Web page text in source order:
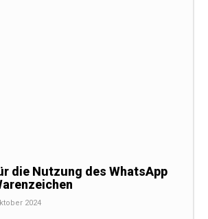
die Nutzung des WhatsApp
2024